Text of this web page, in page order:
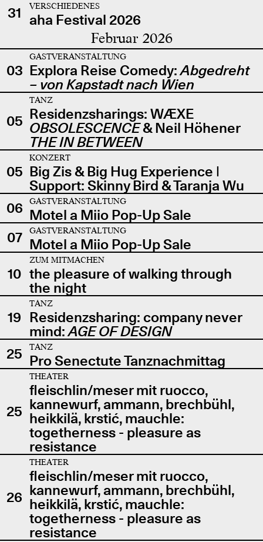
31
VERSCHIEDENES
aha Festival 2026
Februar 2026
03
GASTVERANSTALTUNG
Explora Reise Comedy:Abgedreht
– von Kapstadt nach Wien
05
TANZ
Residenzsharings: WÆXE
OBSOLESCENCE& Neil Höhener
THE IN BETWEEN
05
KONZERT
Big Zis & Big Hug Experience |
Support: Skinny Bird & Taranja Wu
06
GASTVERANSTALTUNG
Motel a Miio Pop-Up Sale
07
GASTVERANSTALTUNG
Motel a Miio Pop-Up Sale
10
ZUM MITMACHEN
the pleasure of walking through
the night
19
TANZ
Residenzsharing: company never
mind:AGE OF DESIGN
25
TANZ
Pro Senectute Tanznachmittag
25
THEATER
fleischlin/meser mit ruocco,
kannewurf, ammann, brechbühl,
heikkilä, krstić, mauchle:
togetherness - pleasure as
resistance
26
THEATER
fleischlin/meser mit ruocco,
kannewurf, ammann, brechbühl,
heikkilä, krstić, mauchle:
togetherness - pleasure as
resistance